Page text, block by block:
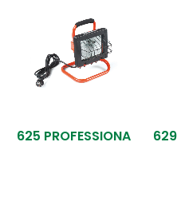
625 PROFESSIONA